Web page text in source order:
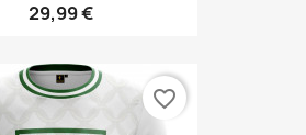
29,99 €
favorite_border